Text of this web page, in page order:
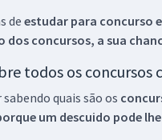
de estudar para concurso
dosconcursos, a sua
todos os concursos
quais são os
um descuido pode